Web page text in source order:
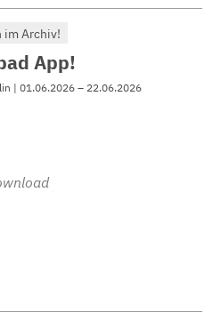
Archiv!
App!
| 01.06.2026 – 22.06.2026